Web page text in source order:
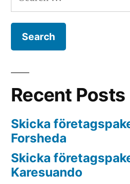
for:
Recent Posts
Skicka
Forsheda
Skicka
Karesuando